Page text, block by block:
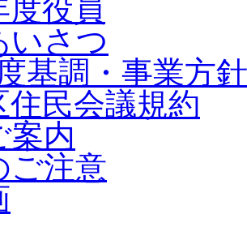
度役員
いさつ
基調・事業方針
住民会議規約
案内
ご注意